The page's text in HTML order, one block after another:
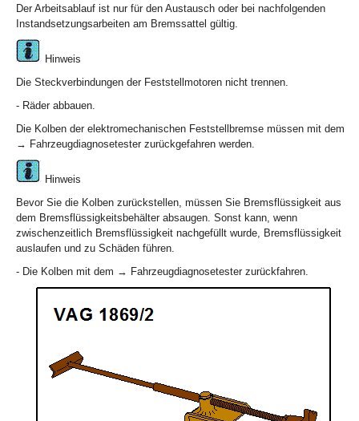
Der Arbeitsablauf ist nur für den Austausch oder bei nachfolgenden
Instandsetzungsarbeiten am Bremssattel gültig.
Hinweis
Die Steckverbindungen der Feststellmotoren nicht trennen.
- Räder abbauen.
Die Kolben der elektromechanischen Feststellbremse müssen mit dem
→ Fahrzeugdiagnosetester zurückgefahren werden.
Hinweis
Bevor Sie die Kolben zurückstellen, müssen Sie Bremsflüssigkeit aus
dem Bremsflüssigkeitsbehälter absaugen. Sonst kann, wenn
zwischenzeitlich Bremsflüssigkeit nachgefüllt wurde, Bremsflüssigkeit
auslaufen und zu Schäden führen.
- Die Kolben mit dem → Fahrzeugdiagnosetester zurückfahren.